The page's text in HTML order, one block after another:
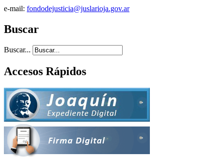
e-mail: fondodejusticia@juslarioja.gov.ar
Buscar
Buscar...
Accesos Rápidos